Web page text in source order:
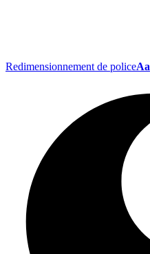
Redimensionnement de policeAa